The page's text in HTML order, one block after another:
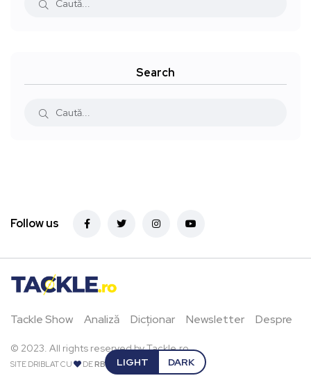
LIGHT DARK
Search
Follow us
Tackle Show Analiză Dicționar Newsletter Despre
© 2023. All rights reserved by Tackle.ro.
SITE DRIBLAT CU DERBPIXEL